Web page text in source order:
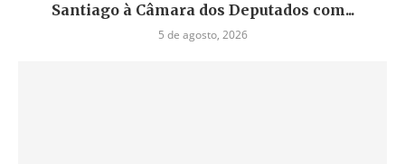
Santiago à Câmara dos Deputados com...
5 de agosto, 2026